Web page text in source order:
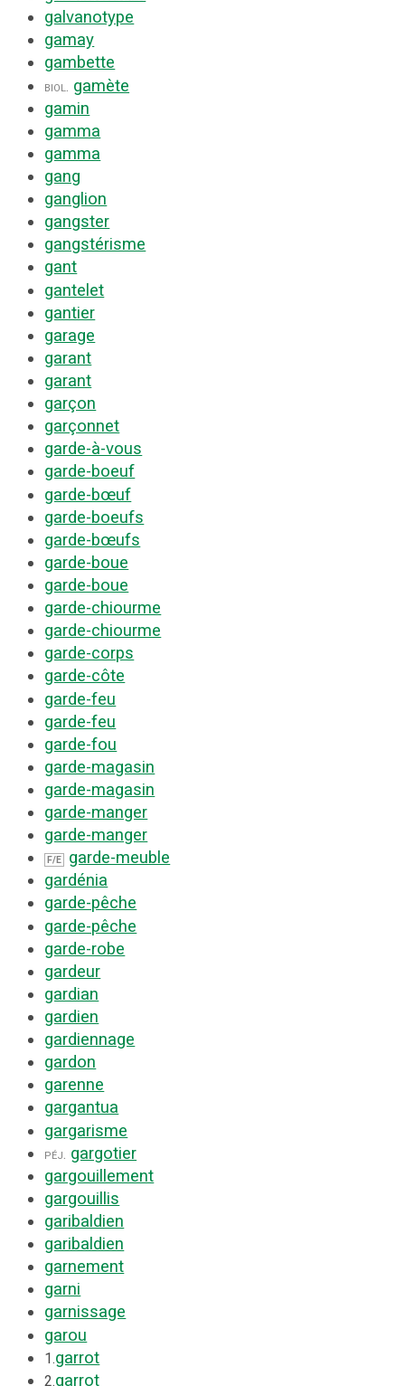
galvanotype
gamay
gambette
biol.
gamète
gamin
gamma
gamma
gang
ganglion
gangster
gangstérisme
gant
gantelet
gantier
garage
garant
garant
garçon
garçonnet
garde-à-vous
garde-boeuf
garde-bœuf
garde-boeufs
garde-bœufs
garde-boue
garde-boue
garde-chiourme
garde-chiourme
garde-corps
garde-côte
garde-feu
garde-feu
garde-fou
garde-magasin
garde-magasin
garde-manger
garde-manger
F/E
garde-meuble
gardénia
garde-pêche
garde-pêche
garde-robe
gardeur
gardian
gardien
gardiennage
gardon
garenne
gargantua
gargarisme
péj. gargotier
gargouillement
gargouillis
garibaldien
garibaldien
garnement
garni
garnissage
garou
1.garrot
2.garrot